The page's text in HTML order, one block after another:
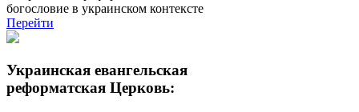
богословие в украинском контексте
Перейти
Украинская евангельская
реформатская Церковь: